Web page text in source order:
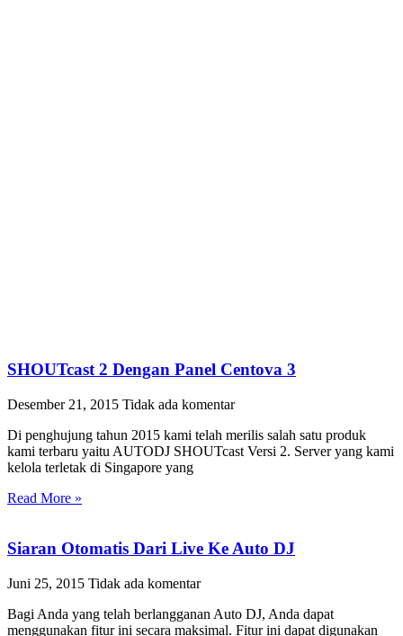
SHOUTcast 2 Dengan Panel Centova 3
Desember 21, 2015 Tidak ada komentar
Di penghujung tahun 2015 kami telah merilis salah satu produk
kami terbaru yaitu AUTODJ SHOUTcast Versi 2. Server yang kami
kelola terletak di Singapore yang
Read More »
Siaran Otomatis Dari Live Ke Auto DJ
Juni 25, 2015 Tidak ada komentar
Bagi Anda yang telah berlangganan Auto DJ, Anda dapat
menggunakan fitur ini secara maksimal. Fitur ini dapat digunakan